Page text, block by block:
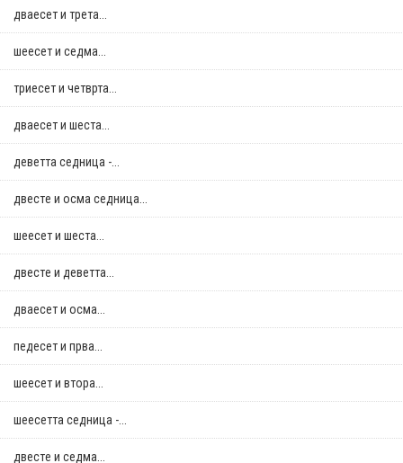
дваесет и трета...
шеесет и седма...
триесет и четврта...
дваесет и шеста...
деветта седница -...
двестe и осма седница...
шеесет и шеста...
двестe и деветта...
дваесет и осма...
педесет и прва...
шеесет и втора...
шеесетта седница -...
двестe и седма...